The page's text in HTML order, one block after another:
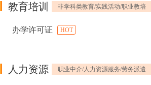
教育培训 非学科类教育/实践活动/职业教培
办学许可证 HOT
人力资源 职业中介/人力资源服务/劳务派遣